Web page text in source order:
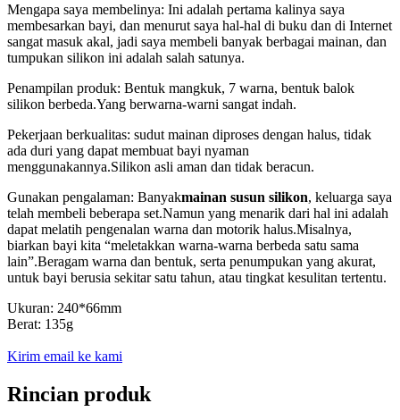
Mengapa saya membelinya: Ini adalah pertama kalinya saya
membesarkan bayi, dan menurut saya hal-hal di buku dan di Internet
sangat masuk akal, jadi saya membeli banyak berbagai mainan, dan
tumpukan silikon ini adalah salah satunya.
Penampilan produk: Bentuk mangkuk, 7 warna, bentuk balok
silikon berbeda.Yang berwarna-warni sangat indah.
Pekerjaan berkualitas: sudut mainan diproses dengan halus, tidak
ada duri yang dapat membuat bayi nyaman
menggunakannya.Silikon asli aman dan tidak beracun.
Gunakan pengalaman: Banyakmainan susun silikon, keluarga saya
telah membeli beberapa set.Namun yang menarik dari hal ini adalah
dapat melatih pengenalan warna dan motorik halus.Misalnya,
biarkan bayi kita “meletakkan warna-warna berbeda satu sama
lain”.Beragam warna dan bentuk, serta penumpukan yang akurat,
untuk bayi berusia sekitar satu tahun, atau tingkat kesulitan tertentu.
Ukuran: 240*66mm
Berat: 135g
Kirim email ke kami
Rincian produk